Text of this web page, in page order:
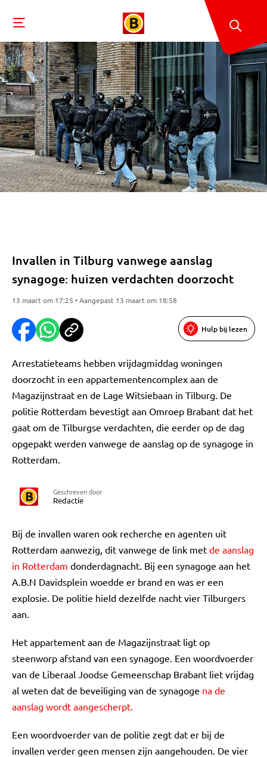
Invallen in Tilburg vanwege aanslag
synagoge: huizen verdachten doorzocht
13 maart om 17:25 • Aangepast 13 maart om 18:58
Hulp bij lezen
Arrestatieteams hebben vrijdagmiddag woningen
doorzocht in een appartementencomplex aan de
Magazijnstraat en de Lage Witsiebaan in Tilburg. De
politie Rotterdam bevestigt aan Omroep Brabant dat het
gaat om de Tilburgse verdachten, die eerder op de dag
opgepakt werden vanwege de aanslag op de synagoge in
Rotterdam.
Geschreven door
Redactie
Bij de invallen waren ook recherche en agenten uit
Rotterdam aanwezig, dit vanwege de link met de aanslag
in Rotterdam donderdagnacht. Bij een synagoge aan het
A.B.N Davidsplein woedde er brand en was er een
explosie. De politie hield dezelfde nacht vier Tilburgers
aan.
Het appartement aan de Magazijnstraat ligt op
steenworp afstand van een synagoge. Een woordvoerder
van de Liberaal Joodse Gemeenschap Brabant liet vrijdag
al weten dat de beveiliging van de synagoge na de
aanslag wordt aangescherpt.
Een woordvoerder van de politie zegt dat er bij de
invallen verder geen mensen zijn aangehouden. De vier